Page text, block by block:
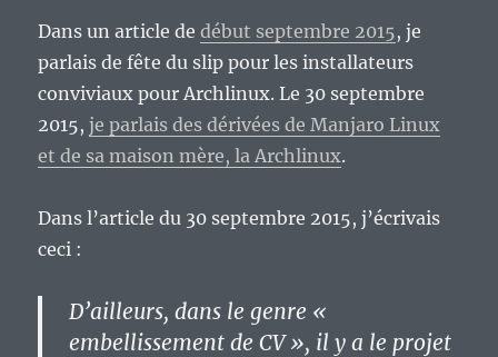
Dans un article dedébut septembre 2015, je
parlais de fête du slip pour les installateurs
conviviaux pour Archlinux. Le 30 septembre
2015,je parlais des dérivées de Manjaro Linux
et de sa maison mère, la Archlinux.
Dans l’article du 30 septembre 2015, j’écrivais
ceci :
D’ailleurs, dans le genre «
embellissement de CV », il y a le projet